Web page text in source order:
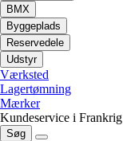
BMX
Byggeplads
Reservedele
Udstyr
Værksted
Lagertømning
Mærker
Kundeservice i Frankrig
Søg